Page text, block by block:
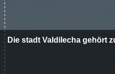
Die stadt Valdilecha gehört